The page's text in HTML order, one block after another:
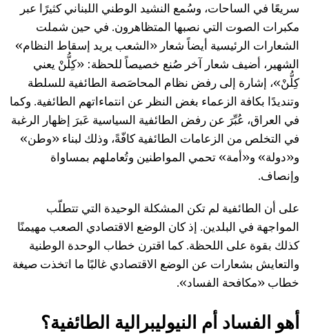
سريعًا في الساحات، وسُمع النشيد الوطني اللبناني كثيرًا عبر
مكبرات الصوت التي نصبها المتظاهرون. في حين شملت
الشعارات الرئيسية أيضاً شعار «الشعب يريد إسقاط النظام»
الشهير، أضيف شعار آخر صُنع خصيصاً للحظة: «كِلُّنْ يعني
كِلُّنْ»، إشارة إلى رفض نظام المحاصَصة الطائفية للسلطة
وتنديدًا بكافة الزعماء بغض النظر عن انتماءاتهم الطائفية. وكما
في العراق، عُبِّرَ عن رفض الطائفية السياسية عَبرَ إظهار الرغبة
في التخلص من الزعامات الطائفية كافّةً، وذلك لبناء «وطن»
و«دولة» و«أمة» تحمي المواطنين وتُعاملهم بمساواة
وإنصاف.
على أن الطائفية لم تكن المشكلة الوحيدة التي تتطلّب
المواجهة في البلدين. إذ كان الوضع الاقتصادي الصعب مهيمنًا
كذلك بقوة على اللحظة. كما اقترن خطاب الوحدة الوطنية
والتعايش بشعارات عن الوضع الاقتصادي غالبًا ما اتخذت صيغة
خطاب «مكافحة الفساد».
أهو الفساد أم النيوليبرالية الطائفية؟